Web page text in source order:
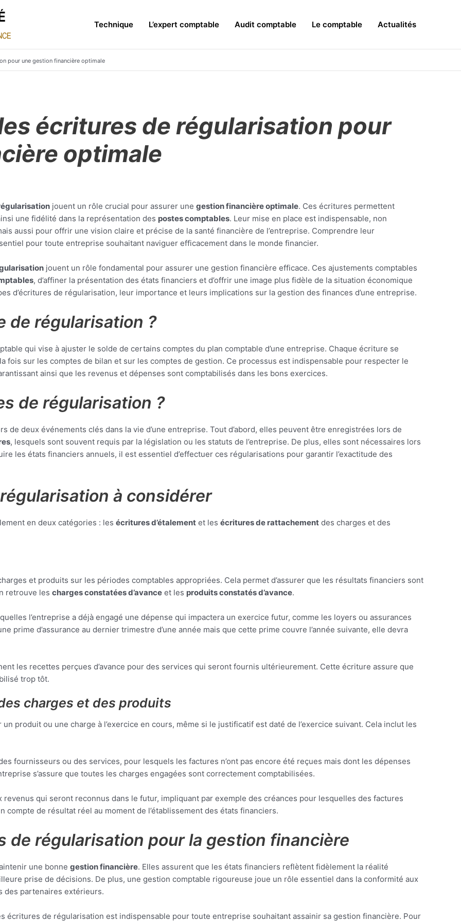
Technique L’expert comptable Audit comptable Le comptable Actualités
pour une gestion financière optimale
écritures de régularisation pour
optimale
jouent un rôle crucial pour assurer une gestion financière optimale. Ces écritures permettent
une fidélité dans la représentation des postes comptables. Leur mise en place est indispensable, non
aussi pour offrir une vision claire et précise de la santé financière de l’entreprise. Comprendre leur
pour toute entreprise souhaitant naviguer efficacement dans le monde financier.
jouent un rôle fondamental pour assurer une gestion financière efficace. Ces ajustements comptables
, d’affiner la présentation des états financiers et d’offrir une image plus fidèle de la situation économique
d’écritures de régularisation, leur importance et leurs implications sur la gestion des finances d’une entreprise.
de régularisation ?
qui vise à ajuster le solde de certains comptes du plan comptable d’une entreprise. Chaque écriture se
fois sur les comptes de bilan et sur les comptes de gestion. Ce processus est indispensable pour respecter le
ainsi que les revenus et dépenses sont comptabilisés dans les bons exercices.
de régularisation ?
de deux événements clés dans la vie d’une entreprise. Tout d’abord, elles peuvent être enregistrées lors de
, lesquels sont souvent requis par la législation ou les statuts de l’entreprise. De plus, elles sont nécessaires lors
les états financiers annuels, il est essentiel d’effectuer ces régularisations pour garantir l’exactitude des
à considérer
en deux catégories : les écritures d’étalement et les écritures de rattachement des charges et des
et produits sur les périodes comptables appropriées. Cela permet d’assurer que les résultats financiers sont
retrouve les charges constatées d’avance et les produits constatés d’avance.
l’entreprise a déjà engagé une dépense qui impactera un exercice futur, comme les loyers ou assurances
prime d’assurance au dernier trimestre d’une année mais que cette prime couvre l’année suivante, elle devra
les recettes perçues d’avance pour des services qui seront fournis ultérieurement. Cette écriture assure que
trop tôt.
charges et des produits
produit ou une charge à l’exercice en cours, même si le justificatif est daté de l’exercice suivant. Cela inclut les
fournisseurs ou des services, pour lesquels les factures n’ont pas encore été reçues mais dont les dépenses
s’assure que toutes les charges engagées sont correctement comptabilisées.
qui seront reconnus dans le futur, impliquant par exemple des créances pour lesquelles des factures
compte de résultat réel au moment de l’établissement des états financiers.
de régularisation pour la gestion financière
une bonne gestion financière. Elles assurent que les états financiers reflètent fidèlement la réalité
prise de décisions. De plus, une gestion comptable rigoureuse joue un rôle essentiel dans la conformité aux
des partenaires extérieurs.
écritures de régularisation est indispensable pour toute entreprise souhaitant assainir sa gestion financière. Pour